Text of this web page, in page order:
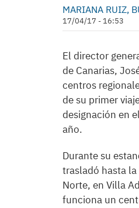
MARIANA RUIZ,
17/04/17 - 16:53
El director
de Canarias,
centros
de su primer
designación en
año.
Durante su
trasladó hasta
Norte, en Villa
funciona un